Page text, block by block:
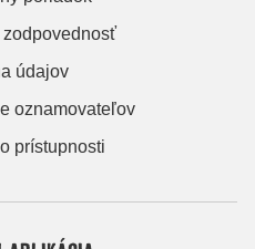
údajov
oznamovateľov
prístupnosti